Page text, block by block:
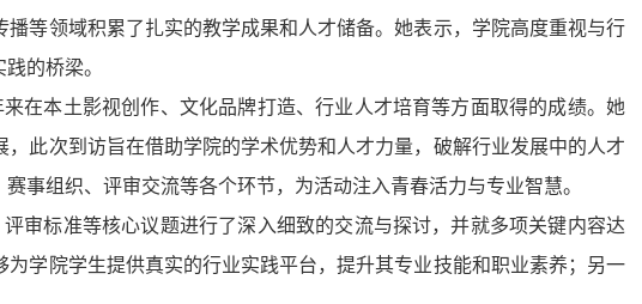
等领域积累了扎实的教学成果和人才储备。她表示，学院高度重视与行
的桥梁。
在本土影视创作、文化品牌打造、行业人才培育等方面取得的成绩。她
此次到访旨在借助学院的学术优势和人才力量，破解行业发展中的人才
事组织、评审交流等各个环节，为活动注入青春活力与专业智慧。
审标准等核心议题进行了深入细致的交流与探讨，并就多项关键内容达
学院学生提供真实的行业实践平台，提升其专业技能和职业素养；另一